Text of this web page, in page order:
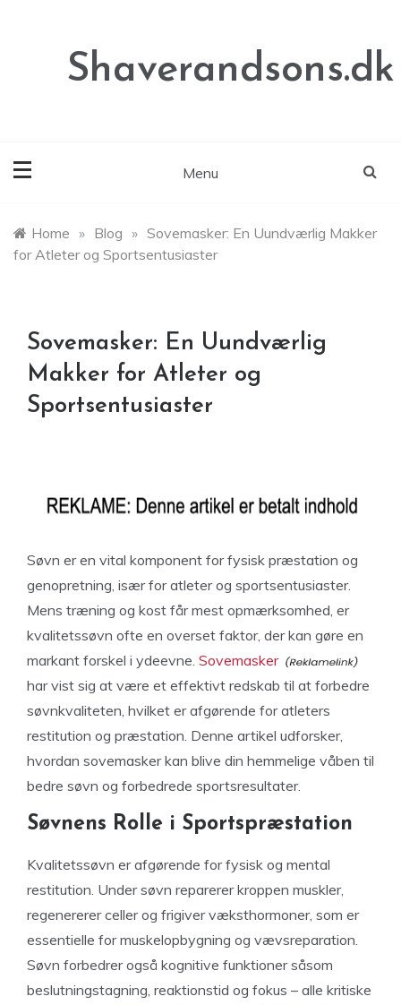
Shaverandsons.dk
Menu
Home » Blog » Sovemasker: En Uundværlig Makker
for Atleter og Sportsentusiaster
Sovemasker: En Uundværlig
Makker for Atleter og
Sportsentusiaster
Søvn er en vital komponent for fysisk præstation og
genopretning, især for atleter og sportsentusiaster.
Mens træning og kost får mest opmærksomhed, er
kvalitetssøvn ofte en overset faktor, der kan gøre en
markant forskel i ydeevne. Sovemasker
har vist sig at være et effektivt redskab til at forbedre
søvnkvaliteten, hvilket er afgørende for atleters
restitution og præstation. Denne artikel udforsker,
hvordan sovemasker kan blive din hemmelige våben til
bedre søvn og forbedrede sportsresultater.
Søvnens Rolle i Sportspræstation
Kvalitetssøvn er afgørende for fysisk og mental
restitution. Under søvn reparerer kroppen muskler,
regenererer celler og frigiver væksthormoner, som er
essentielle for muskelopbygning og vævsreparation.
Søvn forbedrer også kognitive funktioner såsom
beslutningstagning, reaktionstid og fokus – alle kritiske